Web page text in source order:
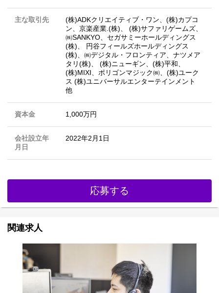
主な取引先
(株)ADKクリエイティブ・ワン、(株)カプコ
ン、京楽産業.(株)、 (株)サファリゲームズ、
㈱SANKYO、セガサミーホールディングス
(株)、 円谷フィールズホールディングス
(株)、㈱デジタル・フロンティア、ナツメア
タリ(株)、 (株)ニューギン、(株)平和、
(株)MIXI、ポリゴンマジック㈱、(株)ユーク
ス (株)ユニバーサルエンターテインメント
他
資本金 1,000万円
会社設立年
月日
2022年2月1日
応募する
関連求人